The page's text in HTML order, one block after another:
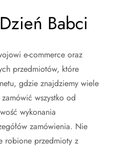
Babci
e-commerce oraz
przedmiotów, które
gdzie znajdziemy wiele
wszystko od
wykonania
zamówienia. Nie
robione przedmioty z